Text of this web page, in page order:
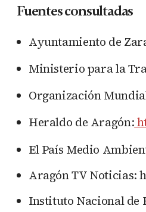
Fuentes consultadas
Ayuntamiento de
Ministerio para la
Organización
Heraldo de Aragón:
El País Medio
Aragón TV Noticias:
Instituto Nacional de